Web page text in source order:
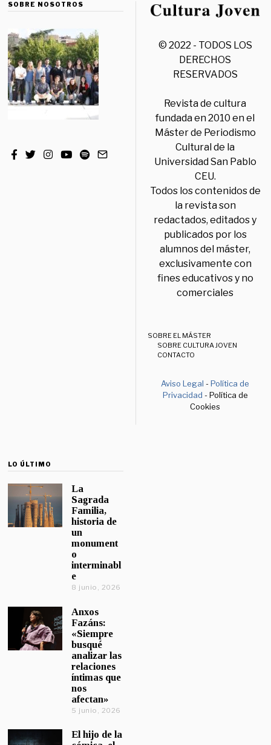
SOBRE NOSOTROS
© 2022 - TODOS LOS
DERECHOS
RESERVADOS
Revista de cultura
fundada en 2010 en el
Máster de Periodismo
Cultural de la
Universidad San Pablo
CEU.
Todos los contenidos de
la revista son
redactados, editados y
publicados por los
alumnos del máster,
exclusivamente con
fines educativos y no
comerciales
SOBRE EL MÁSTER
SOBRE CULTURA JOVEN
CONTACTO
Aviso Legal -Política de
Privacidad - Política de
Cookies
LO ÚLTIMO
La
Sagrada
Familia,
historia de
un
monument
o
interminabl
e
8 junio, 2026
Anxos
Fazáns:
«Siempre
busqué
analizar las
relaciones
íntimas que
nos
afectan»
5 junio, 2026
El hijo de la